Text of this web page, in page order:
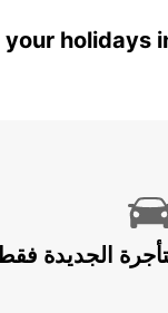
holidays
الجديدة